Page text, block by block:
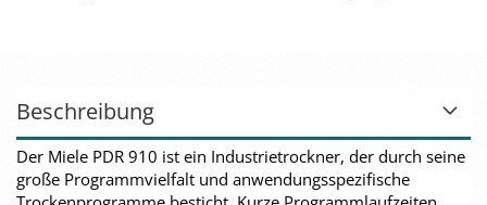
Beschreibung
Der Miele PDR 910 ist ein Industrietrockner, der durch seine
große Programmvielfalt und anwendungsspezifische